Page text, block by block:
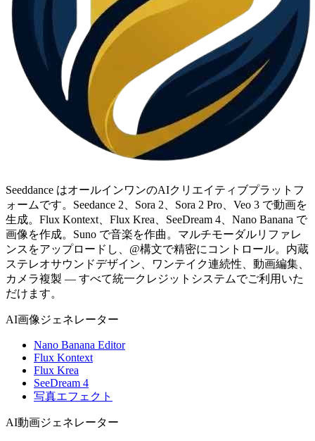
Seeddance はオールインワンのAIクリエイティブプラットフ
ォームです。Seedance 2、Sora 2、Sora 2 Pro、Veo 3 で動画を
生成。Flux Kontext、Flux Krea、SeeDream 4、Nano Banana で
画像を作成。Suno で音楽を作曲。マルチモーダルリファレ
ンスをアップロードし、@構文で精密にコントロール。内蔵
ステレオサウンドデザイン、ワンテイク連続性、動画編集、
カメラ複製 — すべて統一クレジットシステムでご利用いた
だけます。
AI画像ジェネレーター
Nano Banana Editor
Flux Kontext
Flux Krea
SeeDream 4
写真エフェクト
AI動画ジェネレーター